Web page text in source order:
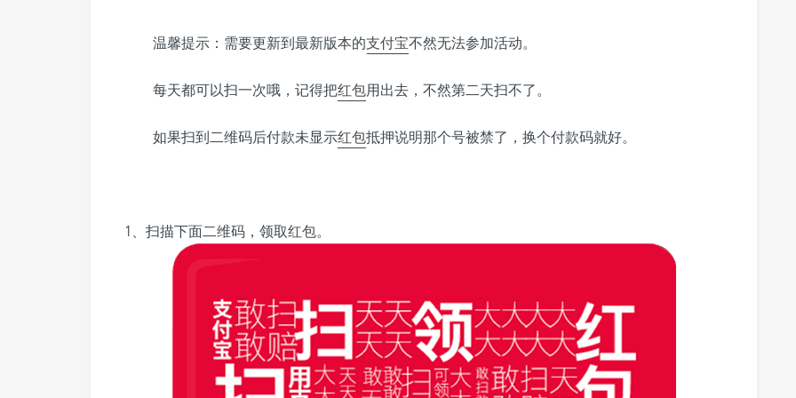
温馨提示：需要更新到最新版本的支付宝不然无法参加活动。
每天都可以扫一次哦，记得把红包用出去，不然第二天扫不了。
如果扫到二维码后付款未显示红包抵押说明那个号被禁了，换个付款码就好。
1、扫描下面二维码，领取红包。